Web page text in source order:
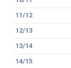
11/12
12/13
13/14
14/15